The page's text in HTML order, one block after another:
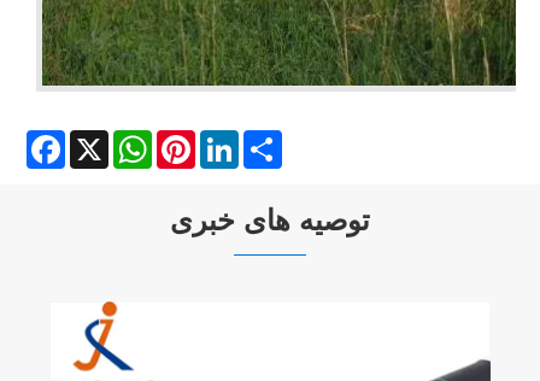
Facebook
X WhatsAppPinterestLinkedIn
توصیه های خبری